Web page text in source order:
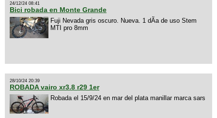
24/12/24 08:41
Bici robada en Monte Grande
Fuji Nevada gris oscuro. Nueva. 1 dÃ­a de uso Stem
MTI pro 8mm
28/10/24 20:39
ROBADA vairo xr3.8 r29 1er
Robada el 15/9/24 en mar del plata manillar marca sars